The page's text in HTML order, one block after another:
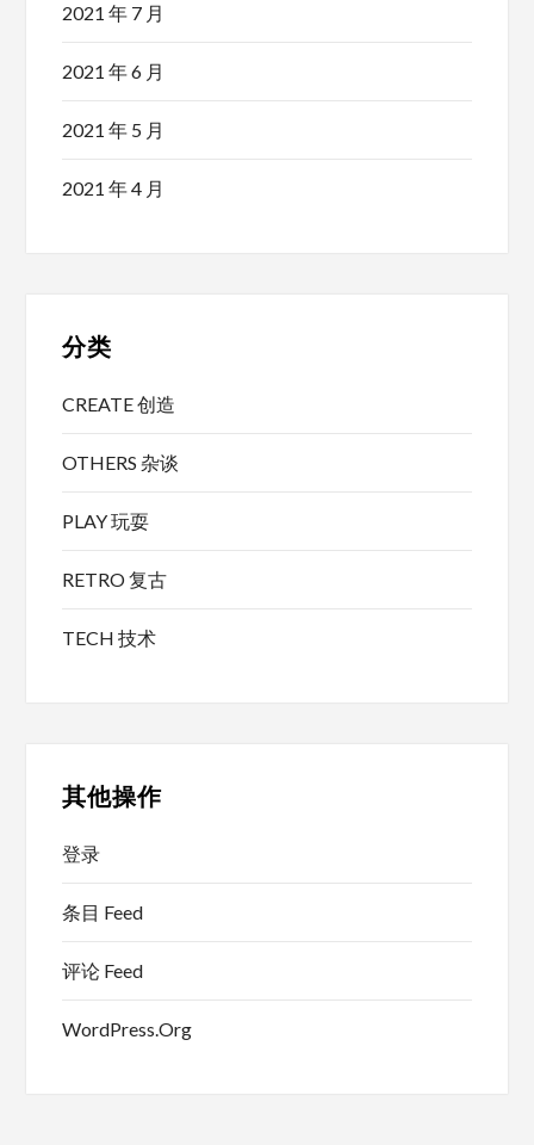
2021 年 7 月
2021 年 6 月
2021 年 5 月
2021 年 4 月
分类
CREATE 创造
OTHERS 杂谈
PLAY 玩耍
RETRO 复古
TECH 技术
其他操作
登录
条目 Feed
评论 Feed
WordPress.org